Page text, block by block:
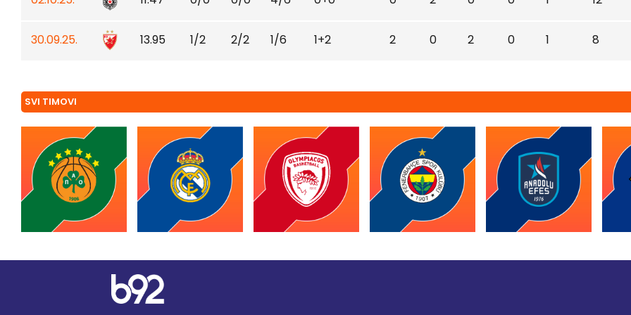
30.09.25. 13.95 1/2 2/2 1/6 1+2 2 0 2 0 1 8
SVI TIMOVI